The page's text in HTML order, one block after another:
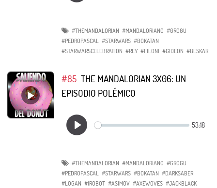
#THEMANDALORIAN #MANDALORIANO #GROGU
#PEDROPASCAL
#STARWARS #BOKATAN
#STARWARSCELEBRATION #REY #FILONI #GIDEON #BESKAR
#85 THE MANDALORIAN 3X06: UN
EPISODIO POLÉMICO
#THEMANDALORIAN #MANDALORIANO #GROGU
#PEDROPASCAL #STARWARS #BOKATAN #DARKSABER
#LOGAN #IROBOT #ASIMOV #AXEWOVES #JACKBLACK